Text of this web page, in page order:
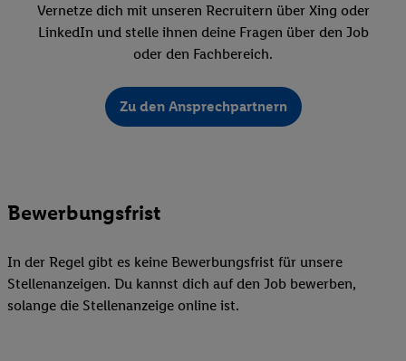
Vernetze dich mit unseren Recruitern über Xing oder
LinkedIn und stelle ihnen deine Fragen über den Job
oder den Fachbereich.
Zu den Ansprechpartnern
Bewerbungsfrist
In der Regel gibt es keine Bewerbungsfrist für unsere
Stellenanzeigen. Du kannst dich auf den Job bewerben,
solange die Stellenanzeige online ist.